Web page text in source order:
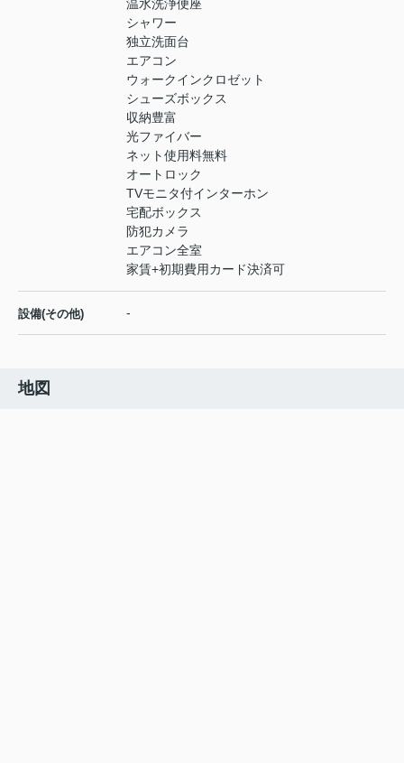
温水洗浄便座
シャワー
独立洗面台
エアコン
ウォークインクロゼット
シューズボックス
収納豊富
光ファイバー
ネット使用料無料
オートロック
TVモニタ付インターホン
宅配ボックス
防犯カメラ
エアコン全室
家賃+初期費用カード決済可
設備(その他) -
地図